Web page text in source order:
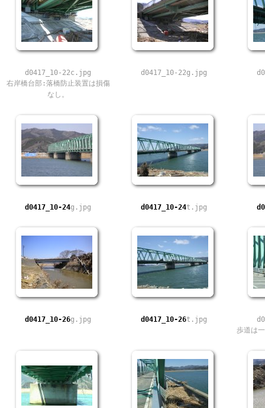
d0417_10-22c.jpg
右岸橋台部:落橋防止装置は損傷
なし。
d0417_10-22g.jpg
d0417_10-24g.jpg d0417_10-24t.jpg
d0417_10-26g.jpg d0417_10-26t.jpg
歩道は